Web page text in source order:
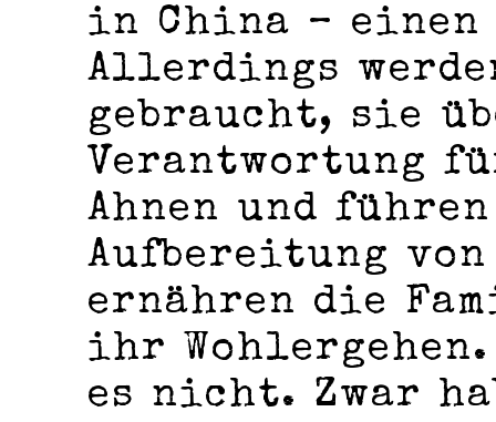
in China – einen
Allerdings
gebraucht, sie
Verantwortung
Ahnen und
Aufbereitung von
ernähren die
ihr
es nicht. Zwar